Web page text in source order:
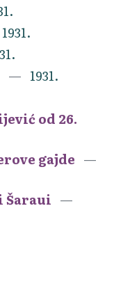
1931.
1931.
od 26.
gajde
Šaraui